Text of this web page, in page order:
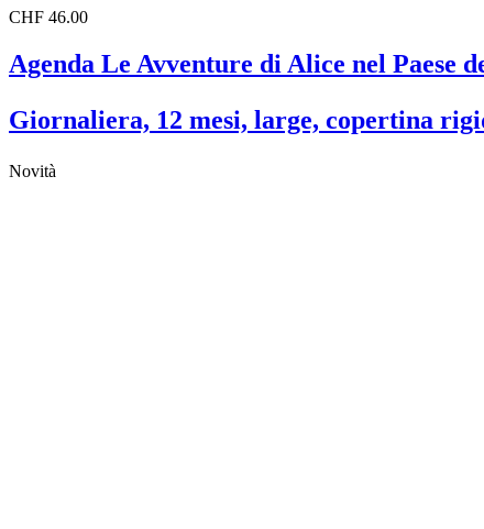
CHF 46.00
Agenda Le Avventure di Alice nel Paese
Giornaliera, 12 mesi, large, copertina
Novità